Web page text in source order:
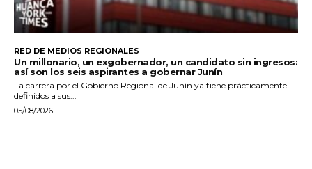
RED DE MEDIOS REGIONALES
Un millonario, un exgobernador, un candidato sin ingresos:
así son los seis aspirantes a gobernar Junín
La carrera por el Gobierno Regional de Junín ya tiene prácticamente
definidos a sus...
05/08/2026